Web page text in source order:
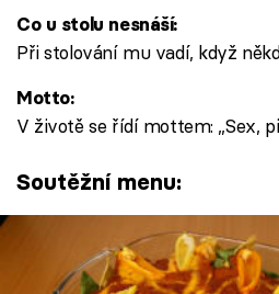
Co u stolu nesnáší:
Při stolování mu vadí, když
Motto:
V životě se řídí mottem: „Sex,
Soutěžní menu: